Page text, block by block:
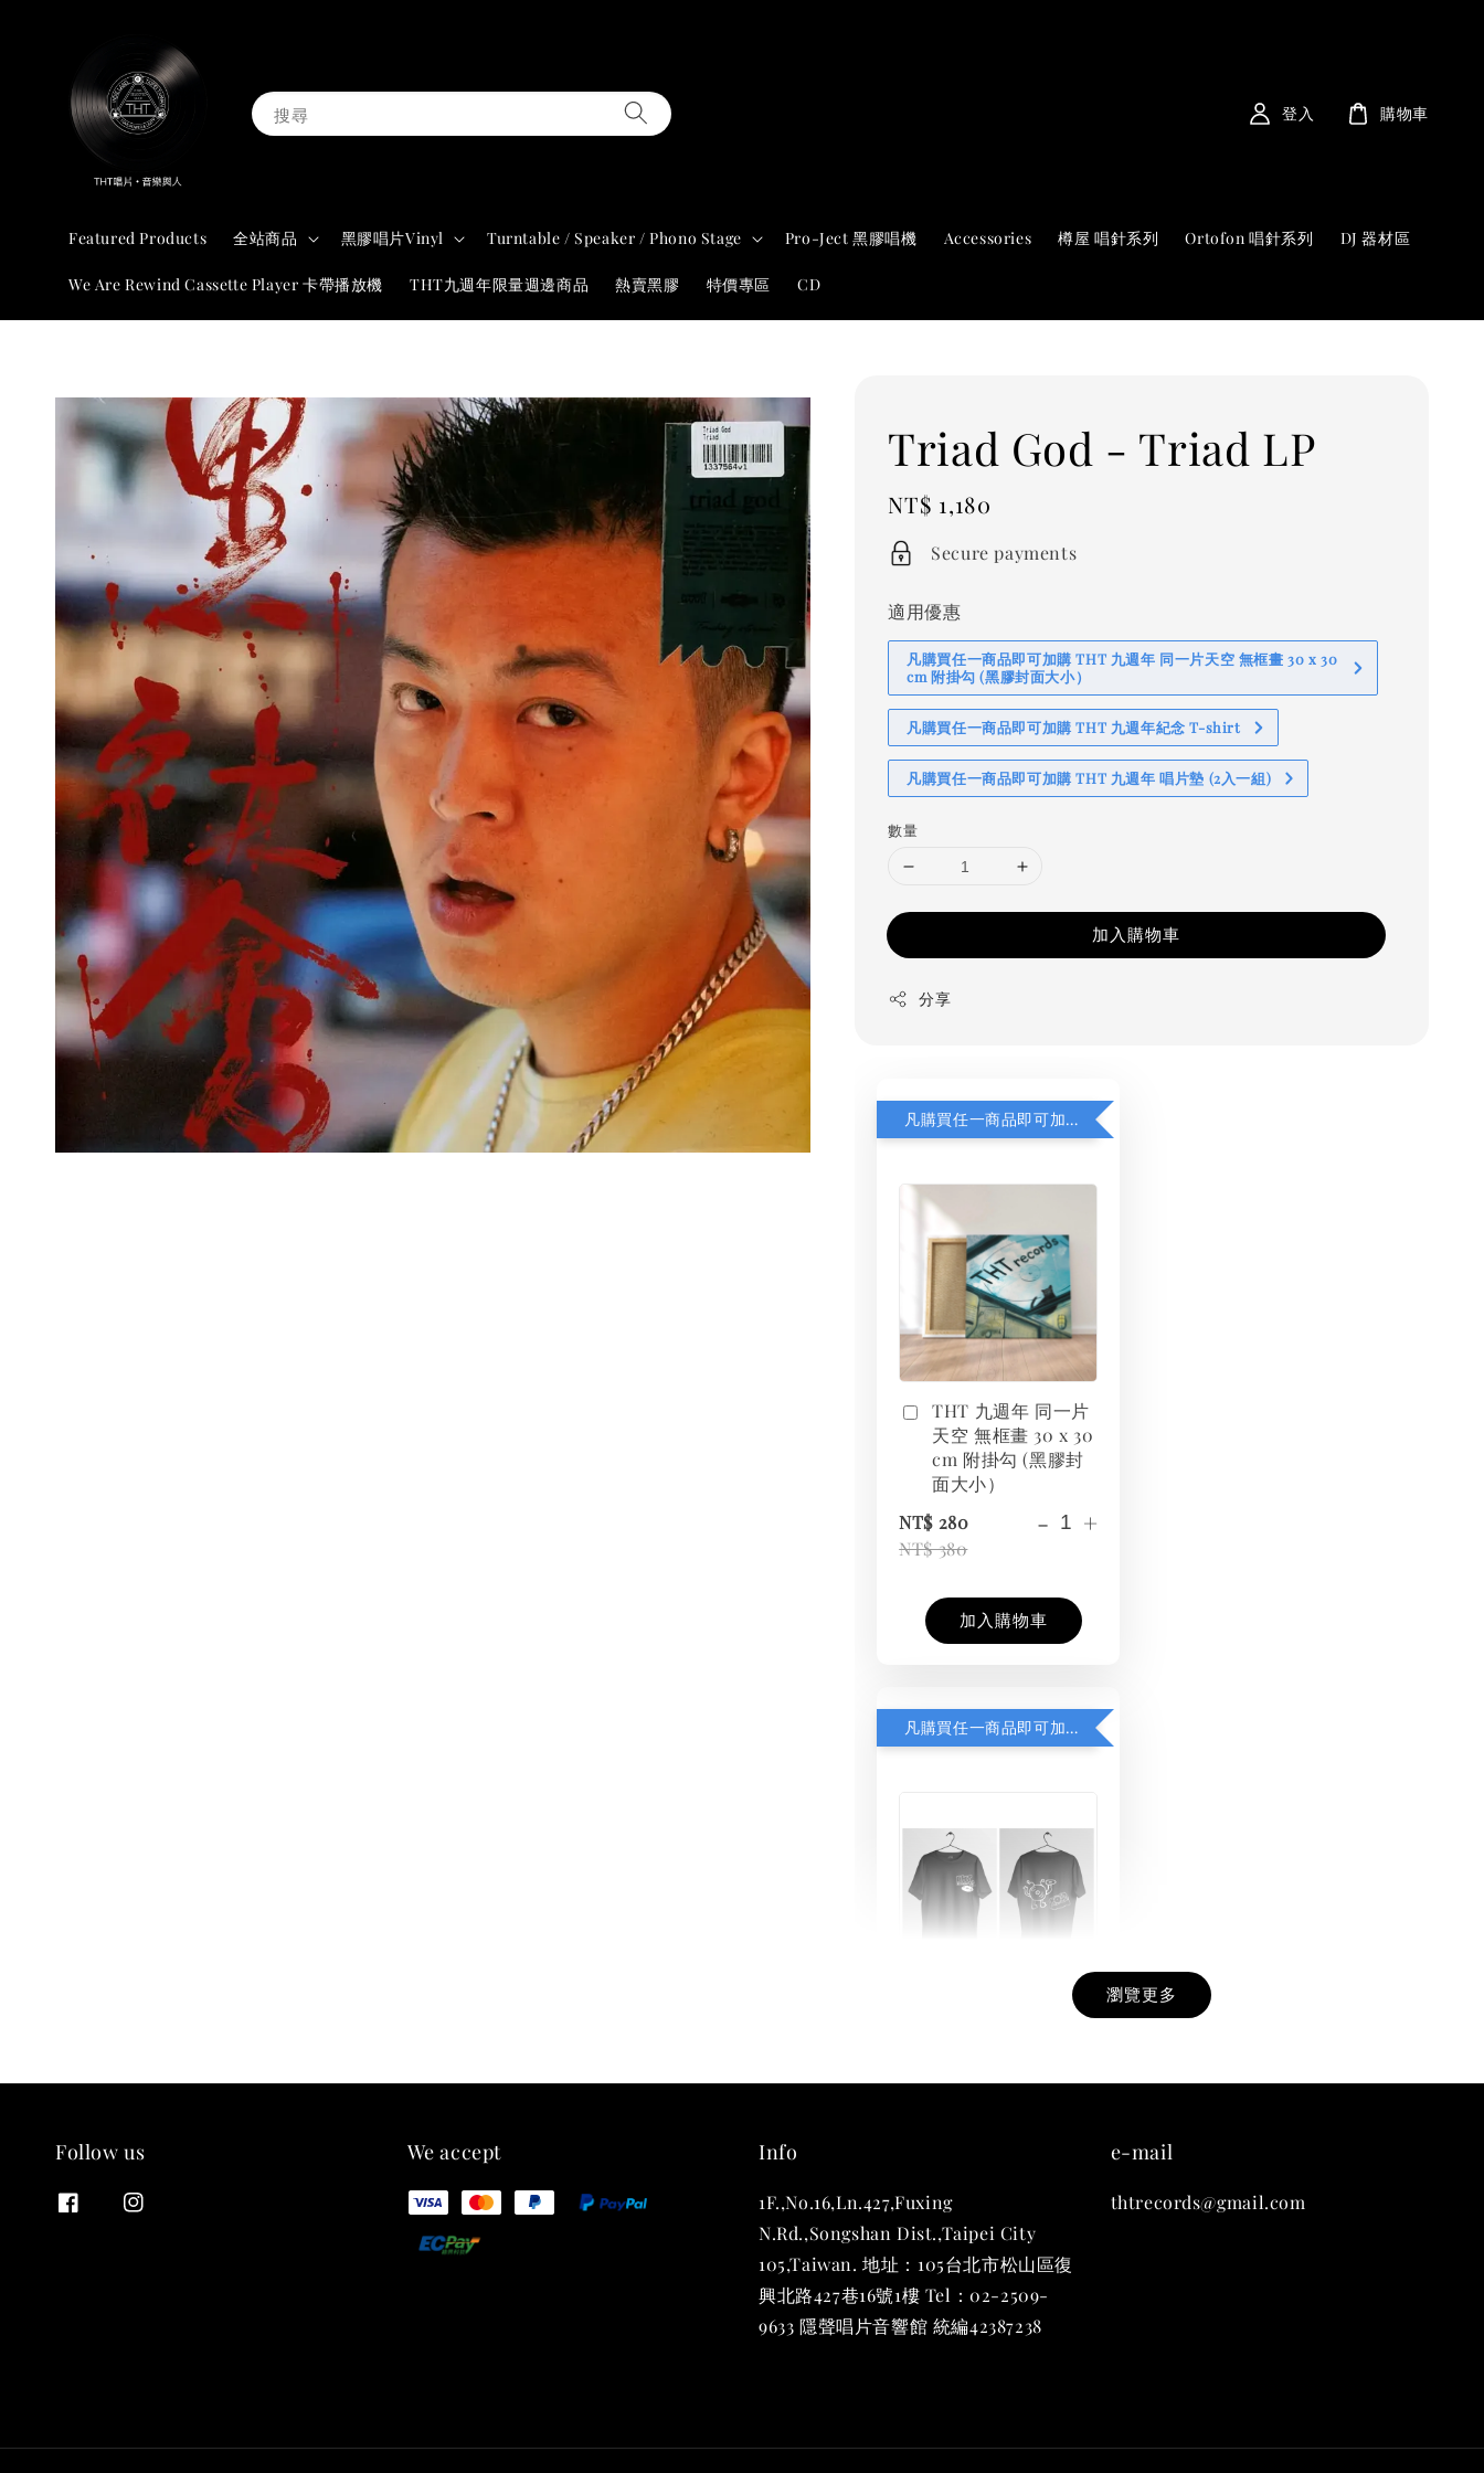
搜尋
Featured Products 全站商品 黑膠唱片Vinyl Turntable / Speaker / Phono Stage Pro-Ject 黑膠唱機 Accessories 樽屋 唱針系列 Ortofon 唱針系列 DJ 器材區
We Are Rewind Cassette Player 卡帶播放機 THT九週年限量週邊商品 熱賣黑膠 特價專區 CD
登入 購物車
Triad God - Triad LP
Regular
price
NT$ 1,180
Secure payments
適用優惠
凡購買任一商品即可加購 THT 九週年 同一片天空 無框畫 30 x 30
cm 附掛勾 (黑膠封面大小）
凡購買任一商品即可加購 THT 九週年紀念 T-shirt
凡購買任一商品即可加購 THT 九週年 唱片墊 (2入一組)
數量
加入購物車
分享
凡購買任一商品即可加購 THT 九週年 同一片天空 無框畫 30 x 30 cm 附掛勾 (黑膠封面大小）
THT 九週年 同一片
天空 無框畫 30 x 30
cm 附掛勾 (黑膠封
面大小）
NT$ 280
NT$ 380
- +
加入購物車
凡購買任一商品即可加購 THT 九週年紀念 T-shirt
THT 九週年紀念 T-
瀏覽更多
Follow us We accept Info
1F.,No.16,Ln.427,Fuxing
N.Rd.,Songshan Dist.,Taipei City
105,Taiwan. 地址：105台北市松山區復
興北路427巷16號1樓 Tel：02-2509-
9633 隱聲唱片音響館 統編42387238
e-mail
thtrecords@gmail.com